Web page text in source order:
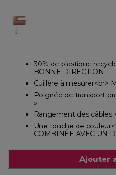
30% de plastique
BONNE DIRECTION
Cuillère à mesurer<br>
Poignée de transport
»
Rangement des câbles
Une touche de
COMBINÉE AVEC UN
Ajouter